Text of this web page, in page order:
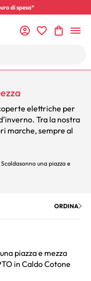
di spesa*
elettriche per
Tra la nostra
marche, sempre al
una piazza e
ORDINA
piazza e mezza
in Caldo Cotone